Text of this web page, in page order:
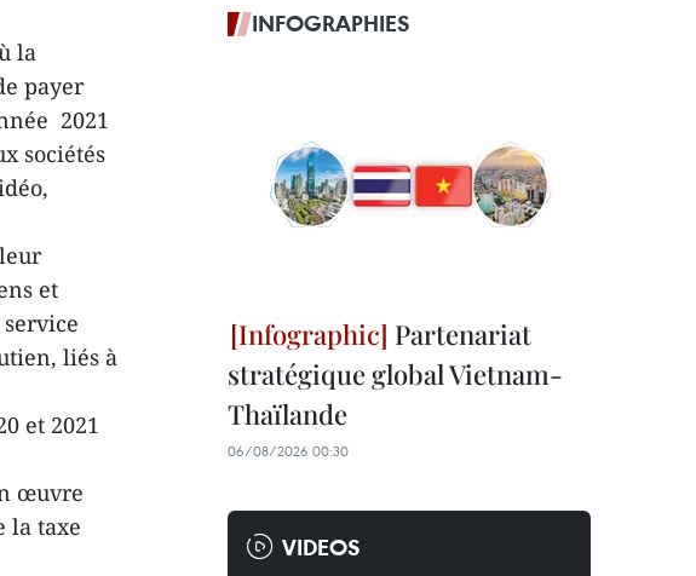
la
payer
2021
sociétés
et
liés à
et 2021
œuvre
la taxe
INFOGRAPHIES
Partenariat
stratégique global Vietnam-
Thaïlande
06/08/2026 00:30
VIDEOS